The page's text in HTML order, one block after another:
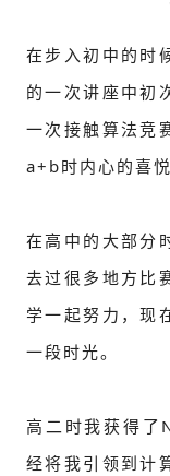
在步入初中的时
的一次讲座中初
一次接触算法竞
a+b时内心的喜悦
在高中的大部分
去过很多地方比
学一起努力，现
一段时光。
高二时我获得了
经将我引领到计